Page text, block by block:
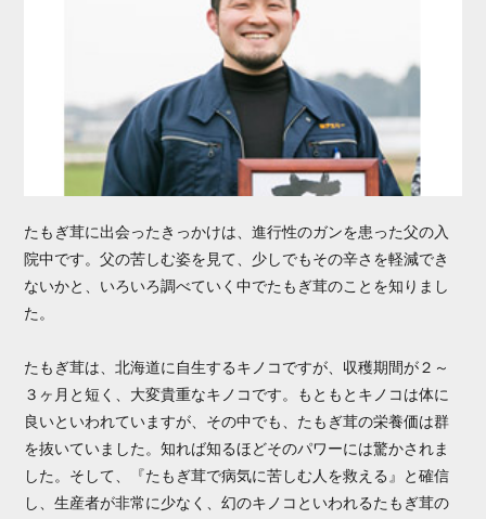
たもぎ茸に出会ったきっかけは、進行性のガンを患った父の入
院中です。父の苦しむ姿を見て、少しでもその辛さを軽減でき
ないかと、いろいろ調べていく中でたもぎ茸のことを知りまし
た。
たもぎ茸は、北海道に自生するキノコですが、収穫期間が２～
３ヶ月と短く、大変貴重なキノコです。もともとキノコは体に
良いといわれていますが、その中でも、たもぎ茸の栄養価は群
を抜いていました。知れば知るほどそのパワーには驚かされま
した。そして、『たもぎ茸で病気に苦しむ人を救える』と確信
し、生産者が非常に少なく、幻のキノコといわれるたもぎ茸の